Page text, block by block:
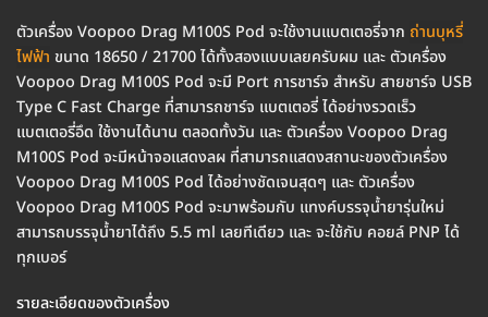
ตัวเครื่อง Voopoo Drag M100S Pod จะใช้งานแบตเตอรี่จาก ถ่านบุหรี่
ไฟฟ้า ขนาด 18650 / 21700 ได้ทั้งสองแบบเลยครับผม และ ตัวเครื่อง
Voopoo Drag M100S Pod จะมี Port การชาร์จ สำหรับ สายชาร์จ USB
Type C Fast Charge ที่สามารถชาร์จ แบตเตอรี่ ได้อย่างรวดเร็ว
แบตเตอรี่อึด ใช้งานได้นาน ตลอดทั้งวัน และ ตัวเครื่อง Voopoo Drag
M100S Pod จะมีหน้าจอแสดงลผ ที่สามารถแสดงสถานะของตัวเครื่อง
Voopoo Drag M100S Pod ได้อย่างชัดเจนสุดๆ และ ตัวเครื่อง
Voopoo Drag M100S Pod จะมาพร้อมกับ แทงค์บรรจุน้ำยารุ่นใหม่
สามารถบรรจุน้ำยาได้ถึง 5.5 ml เลยทีเดียว และ จะใช้กับ คอยล์ PNP ได้
ทุกเบอร์
รายละเอียดของตัวเครื่อง